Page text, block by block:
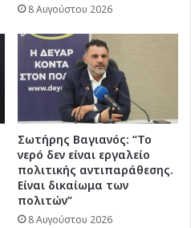
8 Αυγούστου 2026
Σωτήρης Βαγιανός: “Το
νερό δεν είναι εργαλείο
πολιτικής αντιπαράθεσης.
Είναι δικαίωμα των
πολιτών”
8 Αυγούστου 2026